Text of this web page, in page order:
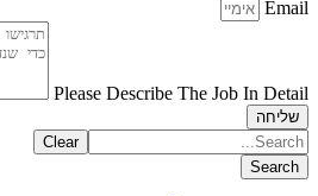
Email
Please Describe The Job In Detail
שליחה
Clear
Search